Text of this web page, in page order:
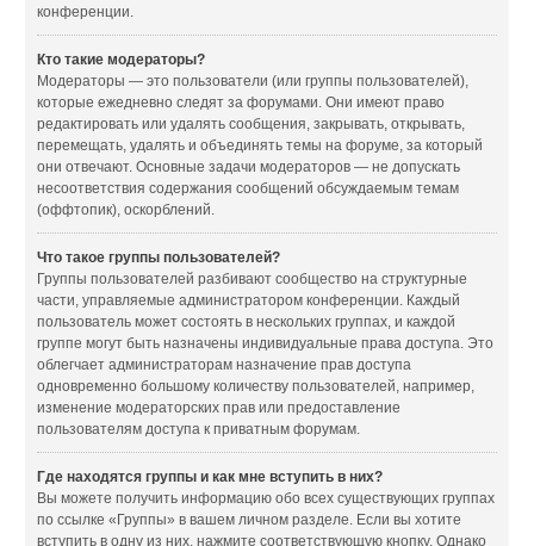
конференции.
Кто такие модераторы?
Модераторы — это пользователи (или группы пользователей),
которые ежедневно следят за форумами. Они имеют право
редактировать или удалять сообщения, закрывать, открывать,
перемещать, удалять и объединять темы на форуме, за который
они отвечают. Основные задачи модераторов — не допускать
несоответствия содержания сообщений обсуждаемым темам
(оффтопик), оскорблений.
Что такое группы пользователей?
Группы пользователей разбивают сообщество на структурные
части, управляемые администратором конференции. Каждый
пользователь может состоять в нескольких группах, и каждой
группе могут быть назначены индивидуальные права доступа. Это
облегчает администраторам назначение прав доступа
одновременно большому количеству пользователей, например,
изменение модераторских прав или предоставление
пользователям доступа к приватным форумам.
Где находятся группы и как мне вступить в них?
Вы можете получить информацию обо всех существующих группах
по ссылке «Группы» в вашем личном разделе. Если вы хотите
вступить в одну из них, нажмите соответствующую кнопку. Однако